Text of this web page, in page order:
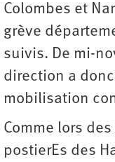
Colombes et
grève
suivis. De mi-
direction a
mobilisation
Comme lors
postierEs des